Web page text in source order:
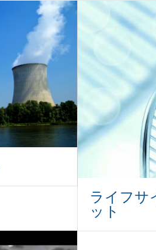
ライフサ
ット